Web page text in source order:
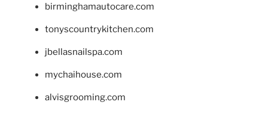
birminghamautocare.com
tonyscountrykitchen.com
jbellasnailspa.com
mychaihouse.com
alvisgrooming.com